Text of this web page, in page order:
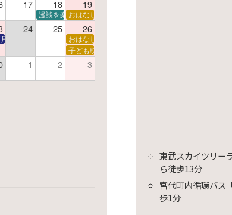
17 18 19
漫談を楽しむ会 ～漫談DVD上映会～
おはなし会
24 25 26
クラシック
間 特別映画会「調査屋マオさんの恋文」
おはなし会
子ども映画会
1 2 3
東武スカイツリー
ら徒歩13分
宮代町内循環バス
歩1分